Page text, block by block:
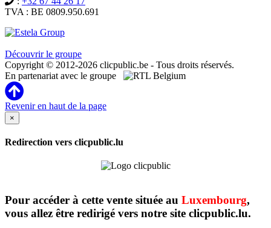
TVA : BE 0809.950.691
Découvrir le groupe
Copyright © 2012-2026 clicpublic.be - Tous droits réservés.
En partenariat avec le groupe
Revenir en haut de la page
×
Redirection vers clicpublic.lu
Pour accéder à cette vente située au Luxembourg,
vous allez être redirigé vers notre site clicpublic.lu.